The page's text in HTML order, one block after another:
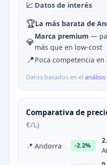
📈 Datos de interés
🏆La más barata de
💎Marca premium —
más que en low-cost
📍Poca competencia
Datos basados en el
Comparativa de
€/L)
📍 Andorra -2.2%